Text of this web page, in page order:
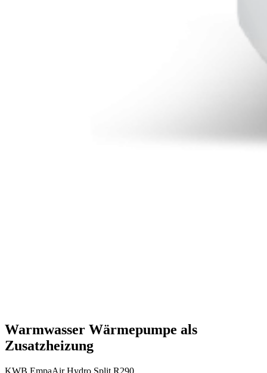
Warmwasser Wärmepumpe als
Zusatzheizung
KWB EmpaAir Hydro Split R290